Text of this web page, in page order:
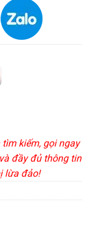
kiếm, gọi ngay
đầy đủ thông tin
lừa đảo!